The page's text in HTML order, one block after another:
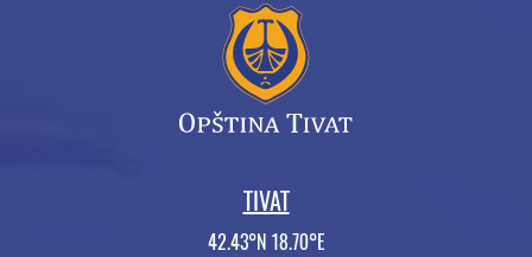
TIVAT
42.43°N 18.70°E